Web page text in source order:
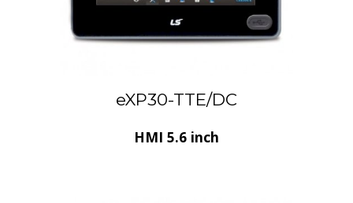
eXP30-TTE/DC
HMI 5.6 inch